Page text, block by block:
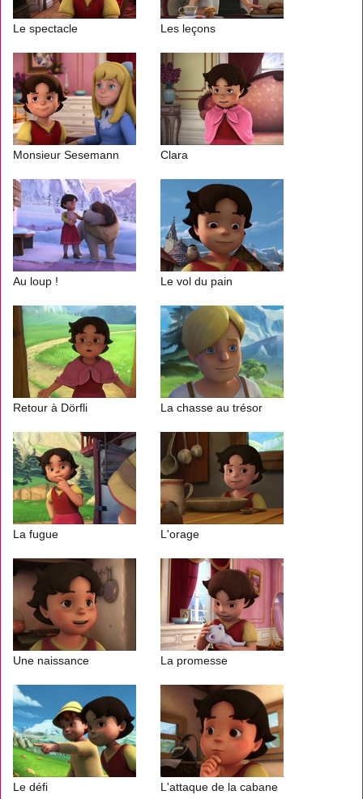
Le spectacle Les leçons
Monsieur Sesemann Clara
Au loup ! Le vol du pain
Retour à Dörfli La chasse au trésor
La fugue L'orage
Une naissance La promesse
Le défi L'attaque de la cabane